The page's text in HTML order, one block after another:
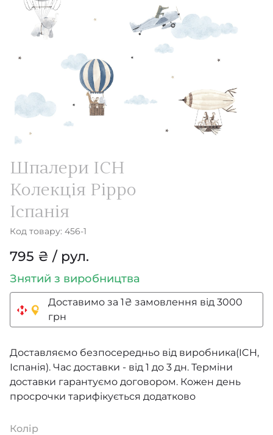
Шпалери ICH
Колекція Pippo
Іспанія
Код товару: 456-1
795 ₴ / рул.
Знятий з виробництва
Доставимо за 1₴ замовлення від 3000
грн
Доставляємо безпосередньо від виробника(ICH,
Іспанія). Час доставки - від 1 до 3 дн. Терміни
доставки гарантуємо договором. Кожен день
просрочки тарифікується додатково
Колір